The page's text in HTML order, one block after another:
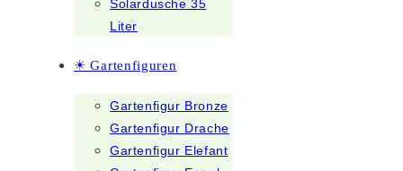
Solardusche 35
Liter
☀ Gartenfiguren
Gartenfigur Bronze
Gartenfigur Drache
Gartenfigur Elefant